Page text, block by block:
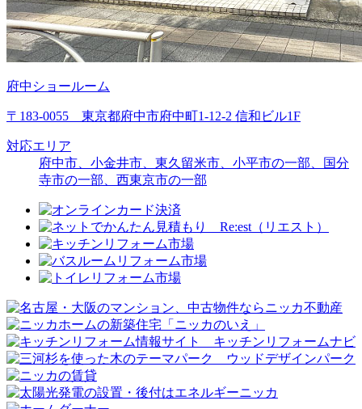
府中ショールーム
〒183-0055 東京都府中市府中町1-12-2 信和ビル1F
対応エリア
府中市、小金井市、東久留米市、 小平市の一部
国分
寺市の一部
西東京市の一部